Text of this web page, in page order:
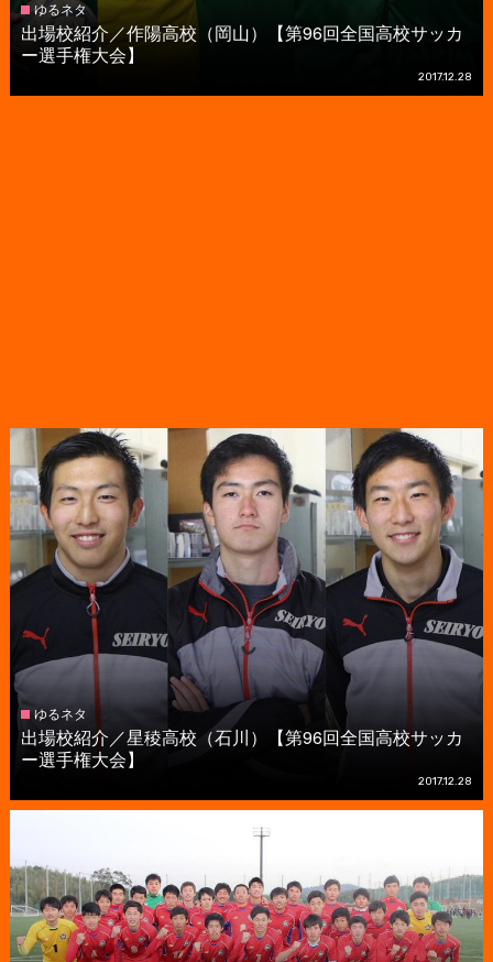
ゆるネタ
出場校紹介／作陽高校（岡山）【第96回全国高校サッカ
ー選手権大会】
2017.12.28
ゆるネタ
出場校紹介／星稜高校（石川）【第96回全国高校サッカ
ー選手権大会】
2017.12.28